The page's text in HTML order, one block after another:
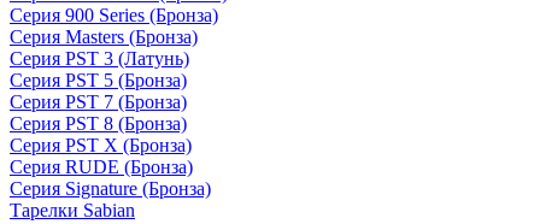
Серия 900 Series (Бронза)
Серия Masters (Бронза)
Серия PST 3 (Латунь)
Серия PST 5 (Бронза)
Серия PST 7 (Бронза)
Серия PST 8 (Бронза)
Серия PST X (Бронза)
Серия RUDE (Бронза)
Серия Signature (Бронза)
Тарелки Sabian